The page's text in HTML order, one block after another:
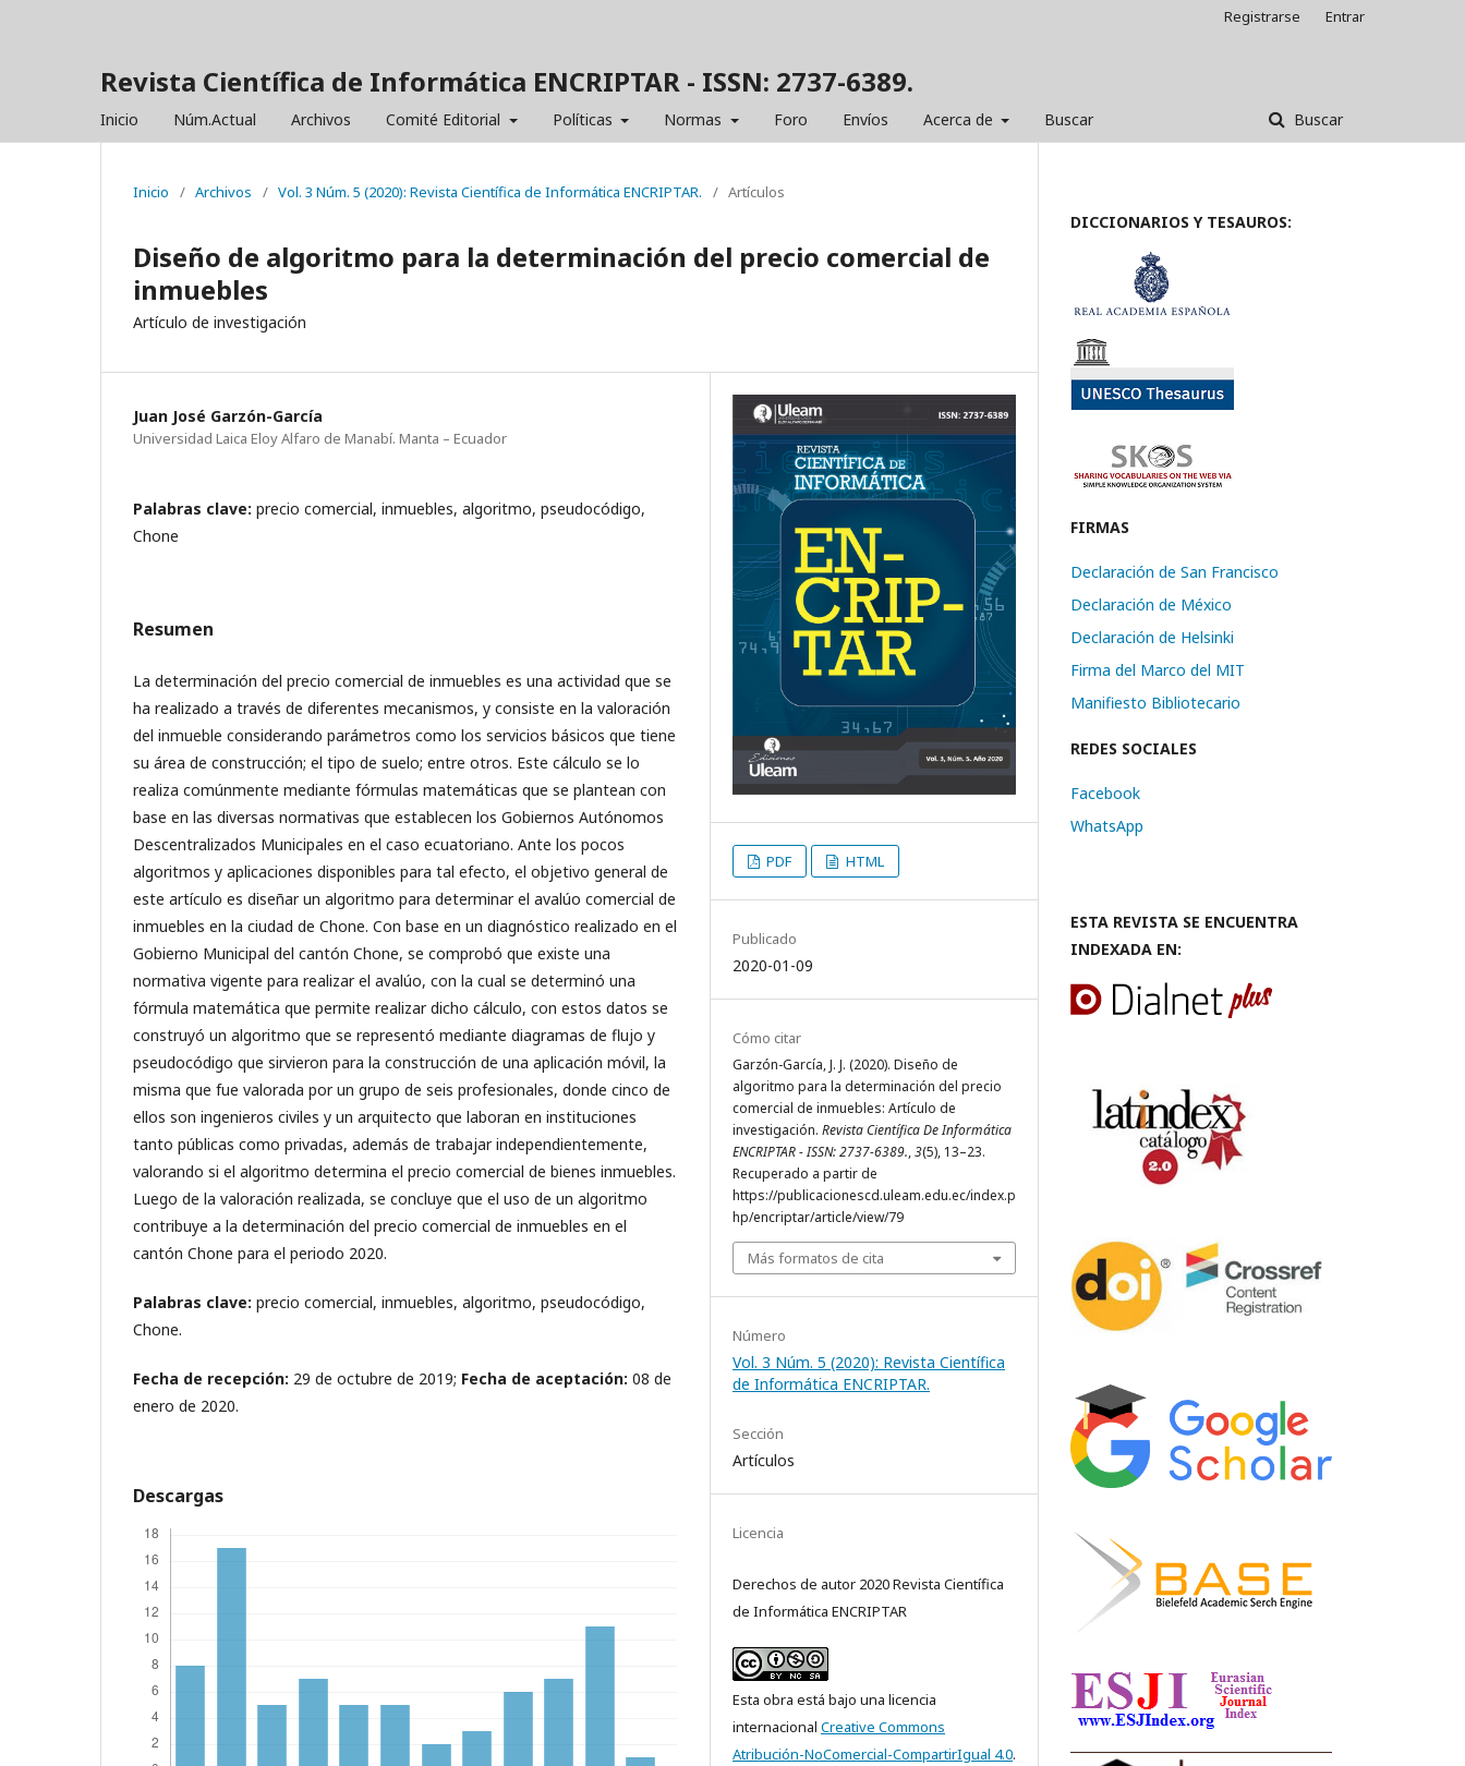
Revista Científica de Informática ENCRIPTAR - ISSN: 2737-6389.
Inicio Núm.Actual Archivos Comité Editorial Políticas Normas Foro Envíos Acerca de Buscar Buscar
Registrarse Entrar
Inicio / Archivos / Vol. 3 Núm. 5 (2020): Revista Científica de Informática ENCRIPTAR. / Artículos
Diseño de algoritmo para la determinación del precio comercial de
inmuebles
Artículo de investigación
Juan José Garzón-García
Universidad Laica Eloy Alfaro de Manabí. Manta – Ecuador
Palabras clave: precio comercial, inmuebles, algoritmo, pseudocódigo,
Chone
Resumen
La determinación del precio comercial de inmuebles es una actividad que se
ha realizado a través de diferentes mecanismos, y consiste en la valoración
del inmueble considerando parámetros como los servicios básicos que tiene
su área de construcción; el tipo de suelo; entre otros. Este cálculo se lo
realiza comúnmente mediante fórmulas matemáticas que se plantean con
base en las diversas normativas que establecen los Gobiernos Autónomos
Descentralizados Municipales en el caso ecuatoriano. Ante los pocos
algoritmos y aplicaciones disponibles para tal efecto, el objetivo general de
este artículo es diseñar un algoritmo para determinar el avalúo comercial de
inmuebles en la ciudad de Chone. Con base en un diagnóstico realizado en el
Gobierno Municipal del cantón Chone, se comprobó que existe una
normativa vigente para realizar el avalúo, con la cual se determinó una
fórmula matemática que permite realizar dicho cálculo, con estos datos se
construyó un algoritmo que se representó mediante diagramas de flujo y
pseudocódigo que sirvieron para la construcción de una aplicación móvil, la
misma que fue valorada por un grupo de seis profesionales, donde cinco de
ellos son ingenieros civiles y un arquitecto que laboran en instituciones
tanto públicas como privadas, además de trabajar independientemente,
valorando si el algoritmo determina el precio comercial de bienes inmuebles.
Luego de la valoración realizada, se concluye que el uso de un algoritmo
contribuye a la determinación del precio comercial de inmuebles en el
cantón Chone para el periodo 2020.
Palabras clave: precio comercial, inmuebles, algoritmo, pseudocódigo,
Chone.
Fecha de recepción: 29 de octubre de 2019; Fecha de aceptación: 08 de
enero de 2020.
Descargas
PDF HTML
Publicado
2020-01-09
Cómo citar
Garzón-García, J. J. (2020). Diseño de
algoritmo para la determinación del precio
comercial de inmuebles: Artículo de
investigación. Revista Científica De Informática
ENCRIPTAR - ISSN: 2737-6389.,3(5), 13–23.
Recuperado a partir de
https://publicacionescd.uleam.edu.ec/index.p
hp/encriptar/article/view/79
Más formatos de cita
Número
Vol. 3 Núm. 5 (2020): Revista Científica
de Informática ENCRIPTAR.
Sección
Artículos
Licencia
Derechos de autor 2020 Revista Científica
de Informática ENCRIPTAR
Esta obra está bajo una licencia
internacional Creative Commons
Atribución-NoComercial-CompartirIgual 4.0.
DICCIONARIOS Y TESAUROS:
FIRMAS
Declaración de San Francisco
Declaración de México
Declaración de Helsinki
Firma del Marco del MIT
Manifiesto Bibliotecario
REDES SOCIALES
Facebook
WhatsApp
ESTA REVISTA SE ENCUENTRA
INDEXADA EN: